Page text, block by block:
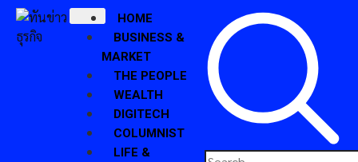
HOME
BUSINESS &
MARKET
THE PEOPLE
WEALTH
DIGITECH
COLUMNIST
LIFE &